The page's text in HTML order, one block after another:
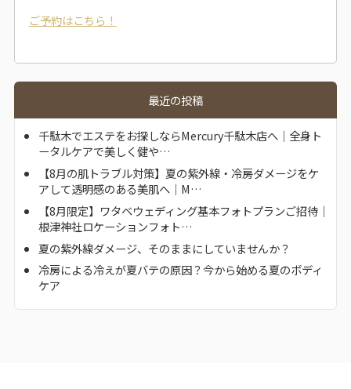
ご予約はこちら！
最近の投稿
千駄木でエステをお探しならMercury千駄木店へ｜全身ト
ータルケアで美しく健や…
【8月の肌トラブル対策】夏の紫外線・冷房ダメージをケ
アして透明感のある美肌へ｜M…
【8月限定】ワタベウェディング基本フォトプランご招待｜
根津神社ロケーションフォト…
夏の紫外線ダメージ、そのままにしていませんか？
冷房による冷えが夏バテの原因？今から始める夏のボディ
ケア